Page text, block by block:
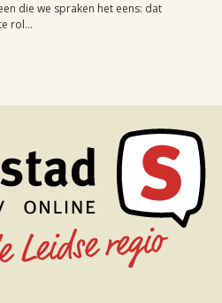
die we spraken het eens: dat
rol...